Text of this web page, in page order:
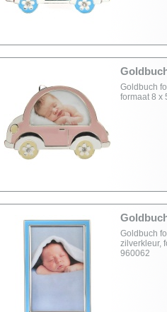
Goldbuch
formaat 8 x
Goldbuch
zilverkleur,
960062